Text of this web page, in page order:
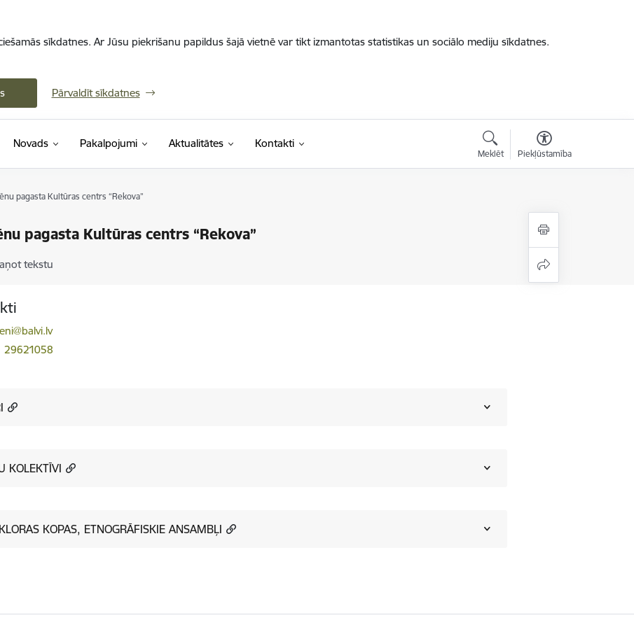
sīkdatnes. Ar Jūsu piekrišanu papildus šajā vietnē var tikt izmantotas statistikas un sociālo mediju sīkdatnes.
Pārvaldīt sīkdatnes
Novads Pakalpojumi Aktualitātes Kontakti
Meklēt Piekļūstamība
pagasta Kultūras centrs “Rekova”
pagasta Kultūras centrs “Rekova”
tekstu
29621058
KOLEKTĪVI
KOPAS, ETNOGRĀFISKIE ANSAMBĻI